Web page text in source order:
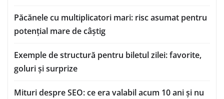
Păcănele cu multiplicatori mari: risc asumat pentru
potențial mare de câștig
Exemple de structură pentru biletul zilei: favorite,
goluri și surprize
Mituri despre SEO: ce era valabil acum 10 ani și nu